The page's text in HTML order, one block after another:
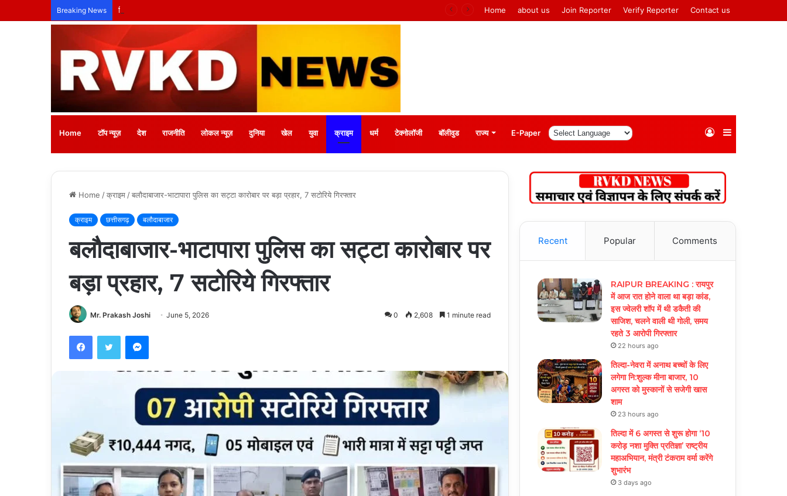
Breaking News तिल्दा-नेवरा में अनाथ बच्चों के लिए लगेगा नि:शुल्क मीना बाजार, 10 अगस्त को मुस्कानों से सजेगी खास शाम Home about us Join Reporter Verify Reporter Contact us
Home टॉप न्यूज़ देश राजनीति लोकल न्यूज़ दुनिया खेल युवा क्राइम धर्म टेक्नोलॉजी बॉलीवुड राज्य E-Paper Sidebar
Log
Home /क्राइम /बलौदाबाजार-भाटापारा पुलिस का सट्टा कारोबार पर बड़ा प्रहार, 7 सटोरिये गिरफ्तार
क्राइम छत्तीसगढ़ बलौदाबाजार
बलौदाबाजार-भाटापारा पुलिस का सट्टा कारोबार पर
बड़ा प्रहार, 7 सटोरिये गिरफ्तार
Mr. Prakash Joshi June 5, 2026 0 2,608 1 minute read
FacebookTwitter Messenger
Recent Popular Comments
RAIPUR BREAKING : रायपुर
में आज रात होने वाला था बड़ा कांड,
इस ज्वेलरी शॉप में थी डकैती की
साजिश, चलने वाली थी गोली, समय
रहते 3 आरोपी गिरफ्तार
22 hours ago
तिल्दा-नेवरा में अनाथ बच्चों के लिए
लगेगा नि:शुल्क मीना बाजार, 10
अगस्त को मुस्कानों से सजेगी खास
शाम
23 hours ago
तिल्दा में 6 अगस्त से शुरू होगा ‘10
करोड़ नशा मुक्ति प्रतिज्ञा’ राष्ट्रीय
महाअभियान, मंत्री टंकराम वर्मा करेंगे
शुभारंभ
3 days ago